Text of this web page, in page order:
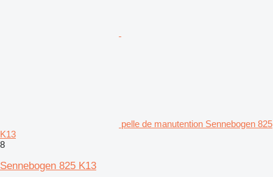
pelle de manutention Sennebogen 825
K13
8
Sennebogen 825 K13